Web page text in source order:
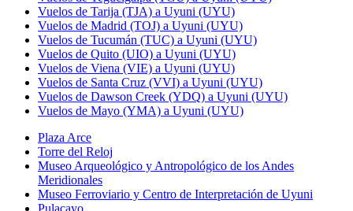
Vuelos de Tarija (TJA) a Uyuni (UYU)
Vuelos de Madrid (TOJ) a Uyuni (UYU)
Vuelos de Tucumán (TUC) a Uyuni (UYU)
Vuelos de Quito (UIO) a Uyuni (UYU)
Vuelos de Viena (VIE) a Uyuni (UYU)
Vuelos de Santa Cruz (VVI) a Uyuni (UYU)
Vuelos de Dawson Creek (YDQ) a Uyuni (UYU)
Vuelos de Mayo (YMA) a Uyuni (UYU)
Plaza Arce
Torre del Reloj
Museo Arqueológico y Antropológico de los Andes
Meridionales
Museo Ferroviario y Centro de Interpretación de Uyuni
Pulacayo